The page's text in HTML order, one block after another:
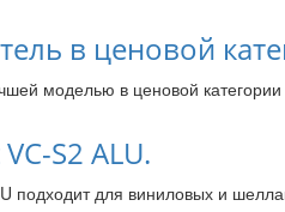
в ценовой
моделью в ценовой
S2 ALU.
подходит для виниловых и